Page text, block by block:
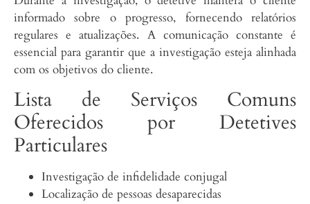
informado sobre o progresso, fornecendo relatórios
regulares e atualizações. A comunicação constante é
essencial para garantir que a investigação esteja alinhada
com os objetivos do cliente.
Lista de Serviços Comuns
Oferecidos por Detetives
Particulares
Investigação de infidelidade conjugal
Localização de pessoas desaparecidas